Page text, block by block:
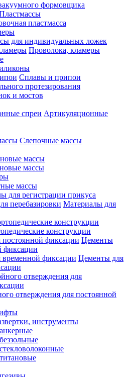
формовщика
пластмасса
для индивидуальных ложек
Проволока, кламеры
Сплавы и припои
протезирования
и мостов
Артикуляционные
Слепочные массы
массы
массы
массы
для регистрации прикуса
Материалы для
конструкции
Цементы
фиксации
Цементы для
отверждения для постоянной
инструменты